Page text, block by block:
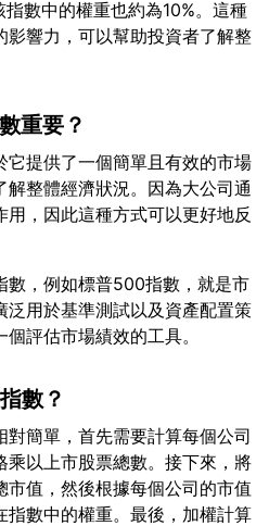
數中的權重也約為10%。這種
影響力，可以幫助投資者了解整
重要？
它提供了一個簡單且有效的市場
整體經濟狀況。因為大公司通
，因此這種方式可以更好地反
數，例如標普500指數，就是市
泛用於基準測試以及資產配置策
數？
簡單，首先需要計算每個公司
乘以上市股票總數。接下來，將
值，然後根據每個公司的市值
指數中的權重。最後，加權計算